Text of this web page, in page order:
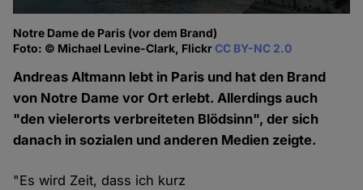
Notre Dame de Paris (vor dem Brand)
Foto: © Michael Levine-Clark, FlickrCC BY-NC 2.0
Andreas Altmann lebt in Paris und hat den Brand
von Notre Dame vor Ort erlebt. Allerdings auch
"den vielerorts verbreiteten Blödsinn", der sich
danach in sozialen und anderen Medien zeigte.
"Es wird Zeit, dass ich kurz